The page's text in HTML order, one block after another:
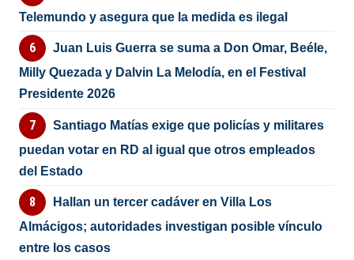
Telemundo y asegura que la medida es ilegal
Juan Luis Guerra se suma a Don Omar, Beéle,
Milly Quezada y Dalvin La Melodía, en el Festival
Presidente 2026
Santiago Matías exige que policías y militares
puedan votar en RD al igual que otros empleados
del Estado
Hallan un tercer cadáver en Villa Los
Almácigos; autoridades investigan posible vínculo
entre los casos